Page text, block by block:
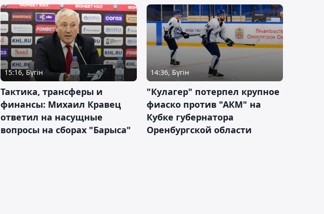
15:16, Бүгін
Тактика, трансферы и
финансы: Михаил Кравец
ответил на насущные
вопросы на сборах "Барыса"
14:36, Бүгін
"Кулагер" потерпел крупное
фиаско против "АКМ" на
Кубке губернатора
Оренбургской области